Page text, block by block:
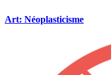
Art: Néoplasticisme